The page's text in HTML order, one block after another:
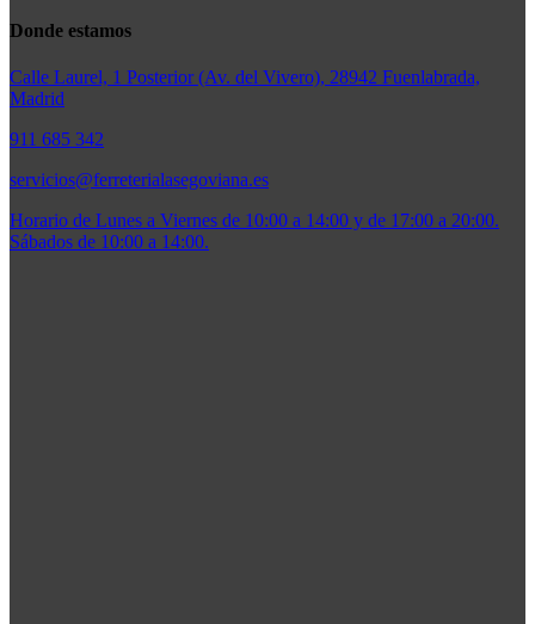
Donde estamos
Calle Laurel, 1 Posterior (Av. del Vivero), 28942 Fuenlabrada,
Madrid
911 685 342
servicios@ferreterialasegoviana.es
Horario de Lunes a Viernes de 10:00 a 14:00 y de 17:00 a 20:00.
Sábados de 10:00 a 14:00.